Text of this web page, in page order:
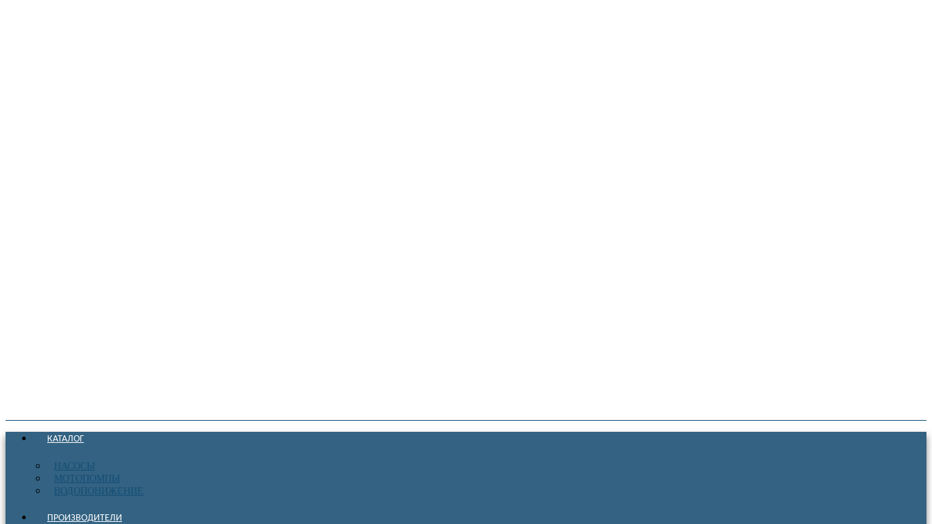
КАТАЛОГ
НАСОСЫ
МОТОПОМПЫ
ВОДОПОНИЖЕНИЕ
ПРОИЗВОДИТЕЛИ